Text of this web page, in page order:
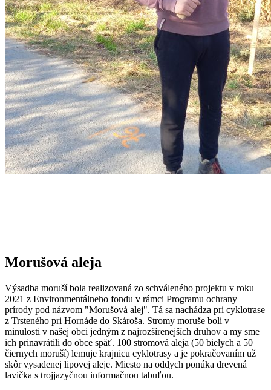
Morušová aleja
Výsadba moruší bola realizovaná zo schváleného projektu v roku
2021 z Environmentálneho fondu v rámci Programu ochrany
prírody pod názvom "Morušová alej". Tá sa nachádza pri cyklotrase
z Trsteného pri Hornáde do Skároša. Stromy moruše boli v
minulosti v našej obci jedným z najrozšírenejších druhov a my sme
ich prinavrátili do obce späť. 100 stromová aleja (50 bielych a 50
čiernych moruší) lemuje krajnicu cyklotrasy a je pokračovaním už
skôr vysadenej lipovej aleje. Miesto na oddych ponúka drevená
lavička s trojjazyčnou informačnou tabuľou.